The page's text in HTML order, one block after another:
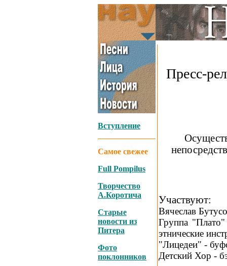
Вступление
Самое свежее
Full Pompilus
Творчество
А.Коротича
Старые
новости из
Питера
Фото
поклонников
Пресс-
Участвуют:
Вячеслав
Группа
этнические
"Лицедеи" -
Детский Хор -